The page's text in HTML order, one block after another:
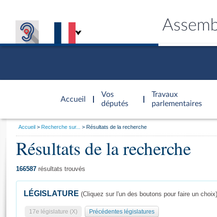
Accueil
d'accueil
Vos
députés
Travaux
parlementaires
Général
Vous
Accueil Recherche sur... Résultats de la recherche
Résultats de la recherche
166587 résultats trouvés
LÉGISLATURE (Cliquez sur l'un des boutons pour faire un choix)
17e législature (X) Précédentes législatures